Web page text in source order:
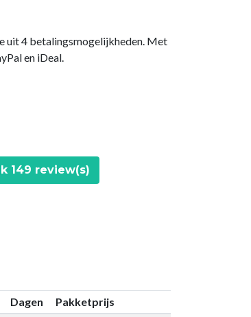
uit 4 betalingsmogelijkheden. Met
en iDeal.
149 review(s)
Dagen
Pakketprijs